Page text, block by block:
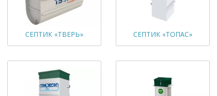
СЕПТИК «ТВЕРЬ» СЕПТИК «ТОПАС»